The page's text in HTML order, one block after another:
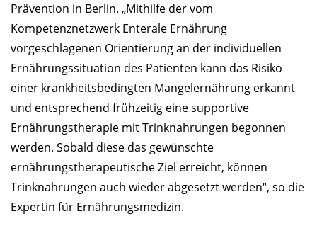
Prävention in Berlin. „Mithilfe der vom
Kompetenznetzwerk Enterale Ernährung
vorgeschlagenen Orientierung an der individuellen
Ernährungssituation des Patienten kann das Risiko
einer krankheitsbedingten Mangelernährung erkannt
und entsprechend frühzeitig eine supportive
Ernährungstherapie mit Trinknahrungen begonnen
werden. Sobald diese das gewünschte
ernährungstherapeutische Ziel erreicht, können
Trinknahrungen auch wieder abgesetzt werden“, so die
Expertin für Ernährungsmedizin.